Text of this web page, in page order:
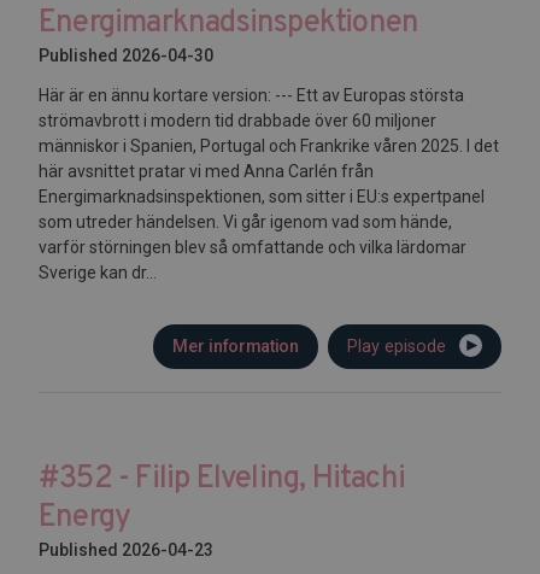
Energimarknadsinspektionen
Published 2026-04-30
Här är en ännu kortare version: --- Ett av Europas största
strömavbrott i modern tid drabbade över 60 miljoner
människor i Spanien, Portugal och Frankrike våren 2025. I det
här avsnittet pratar vi med Anna Carlén från
Energimarknadsinspektionen, som sitter i EU:s expertpanel
som utreder händelsen. Vi går igenom vad som hände,
varför störningen blev så omfattande och vilka lärdomar
Sverige kan dr...
Play episode
Mer information
#352 - Filip Elveling, Hitachi
Energy
Published 2026-04-23